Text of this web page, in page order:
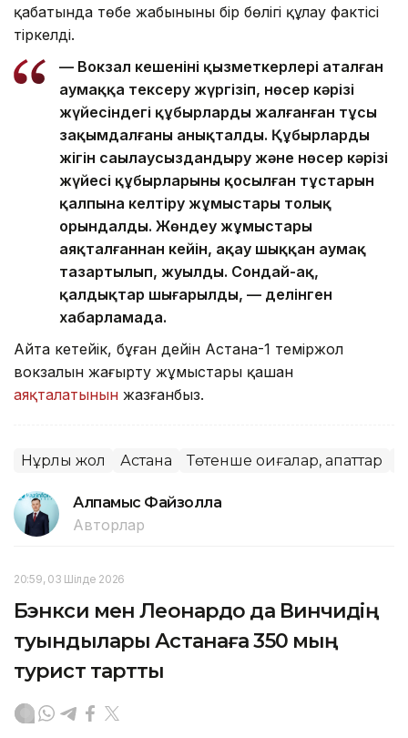
қабатында төбе жабынының бір бөлігі құлау фактісі
тіркелді.
— Вокзал кешенінің қызметкерлері аталған
аумаққа тексеру жүргізіп, нөсер кәрізі
жүйесіндегі құбырлардың жалғанған тұсы
зақымдалғаны анықталды. Құбырлардың
жігін саңылаусыздандыру және нөсер кәрізі
жүйесі құбырларының қосылған тұстарын
қалпына келтіру жұмыстары толық
орындалды. Жөндеу жұмыстары
аяқталғаннан кейін, ақау шыққан аумақ
тазартылып, жуылды. Сондай-ақ,
қалдықтар шығарылды, — делінген
хабарламада.
Айта кетейік, бұған дейін Астана-1 теміржол
вокзалын жаңғырту жұмыстары қашан
аяқталатынын жазғанбыз.
Нұрлы жол Астана Төтенше оқиғалар, апаттар
Алпамыс Файзолла
Авторлар
20:59, 03 Шілде 2026
Бэнкси мен Леонардо да Винчидің
туындылары Астанаға 350 мың
турист тартты